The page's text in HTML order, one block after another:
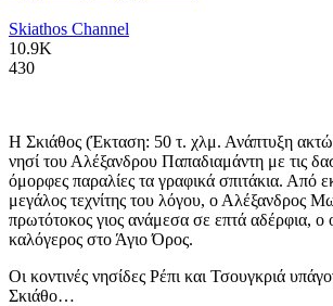
Skiathos Channel
10.9K
430
Η Σκιάθος (Έκταση: 50 τ. χλμ. Ανάπτυξη
νησί του Αλέξανδρου Παπαδιαμάντη με τις
όμορφες παραλίες τα γραφικά σπιτάκια. Από
μεγάλος τεχνίτης του λόγου, ο Αλέξανδρος
πρωτότοκος γιος ανάμεσα σε επτά αδέρφια, ο
καλόγερος στο Άγιο Όρος.
Οι κοντινές νησίδες Ρέπι και Τσουγκριά
Σκιάθο…